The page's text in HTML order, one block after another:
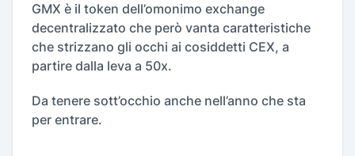
GMX è il token dell’omonimo exchange
decentralizzato che però vanta caratteristiche
che strizzano gli occhi ai cosiddetti CEX, a
partire dalla leva a 50x.
Da tenere sott’occhio anche nell’anno che sta
per entrare.